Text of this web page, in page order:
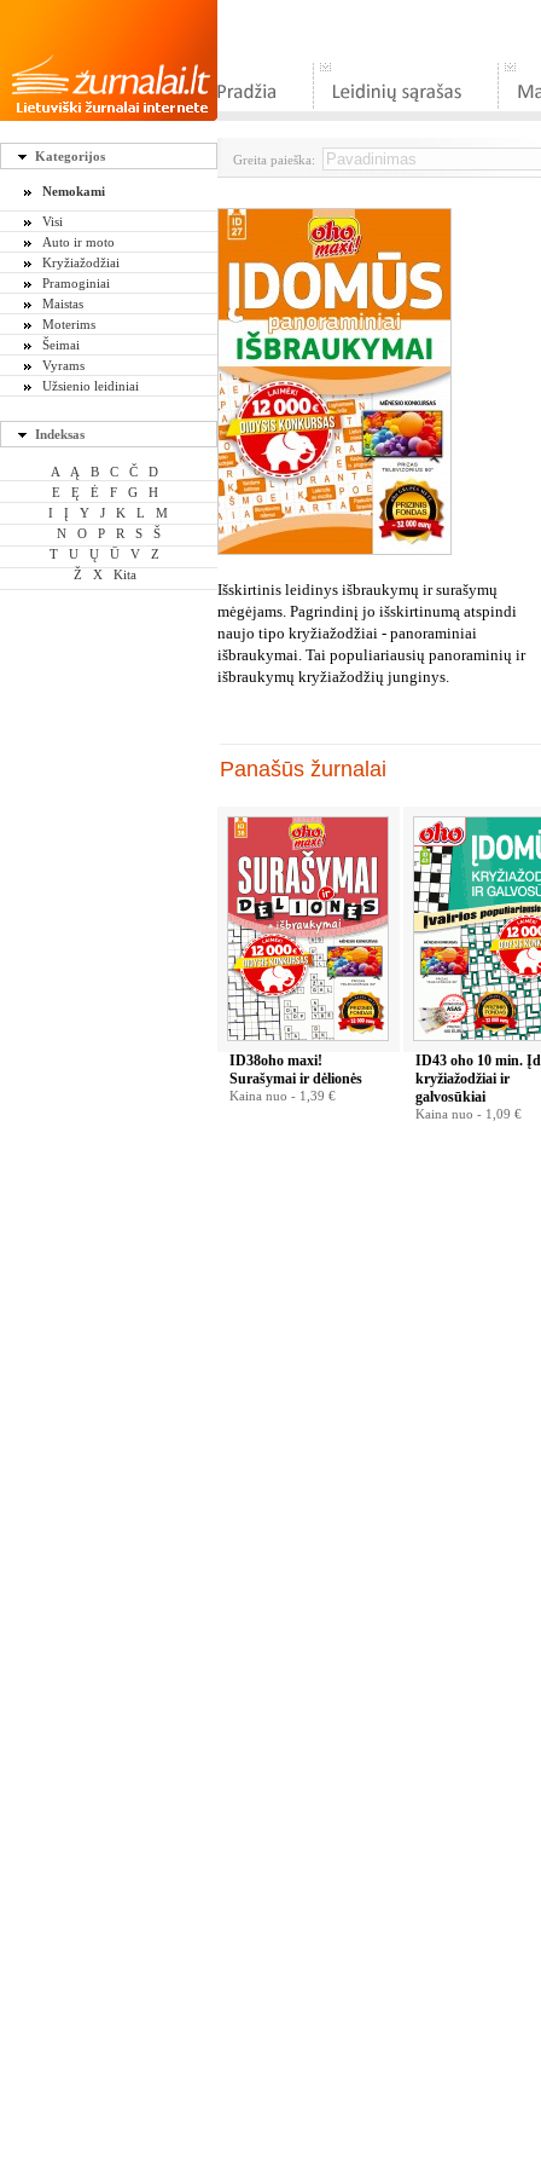
Kategorijos
Nemokami
Visi
Auto ir moto
Kryžiažodžiai
Pramoginiai
Maistas
Moterims
Šeimai
Vyrams
Užsienio leidiniai
Indeksas
A Ą B C Č
D
E
Ę Ė F G
H
I
Į Y J K L
M
N
O P R S
Š
T
U Ų Ū V
Z
Ž
X Kita
Greita paieška:
Išskirtinis leidinys išbraukymų ir surašymų
mėgėjams. Pagrindinį jo išskirtinumą atspindi
naujo tipo kryžiažodžiai - panoraminiai
išbraukymai. Tai populiariausių panoraminių ir
išbraukymų kryžiažodžių junginys.
Panašūs žurnalai
ID38oho maxi!
Surašymai ir dėlionės
Kaina nuo - 1,39 €
ID43 oho 10 min.
kryžiažodžiai ir
galvosūkiai
Kaina nuo - 1,09 €